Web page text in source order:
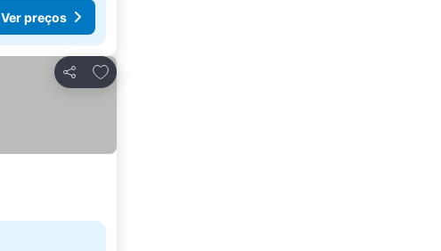
Ver preços
Partilhar
Adicionar aos favoritos